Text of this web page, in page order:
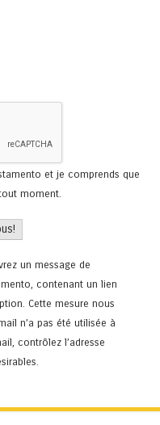
et je comprends que
moment.
un message de
contenant un lien
Cette mesure nous
n’a pas été utilisée à
contrôlez l’adresse